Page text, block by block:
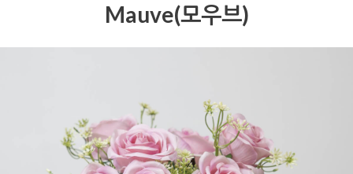
Mauve(모우브)